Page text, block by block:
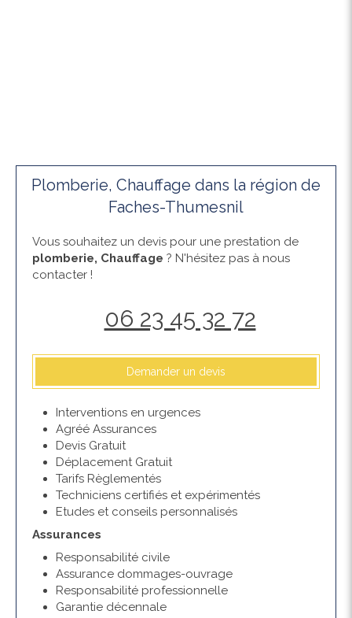
Plomberie, Chauffage dans la région de
Faches-Thumesnil
Vous souhaitez un devis pour une prestation de
plomberie, Chauffage ? N'hésitez pas à nous
contacter !
06 23 45 32 72
Demander un devis
Interventions en urgences
Agréé Assurances
Devis Gratuit
Déplacement Gratuit
Tarifs Règlementés
Techniciens certifiés et expérimentés
Etudes et conseils personnalisés
Assurances
Responsabilité civile
Assurance dommages-ouvrage
Responsabilité professionnelle
Garantie décennale